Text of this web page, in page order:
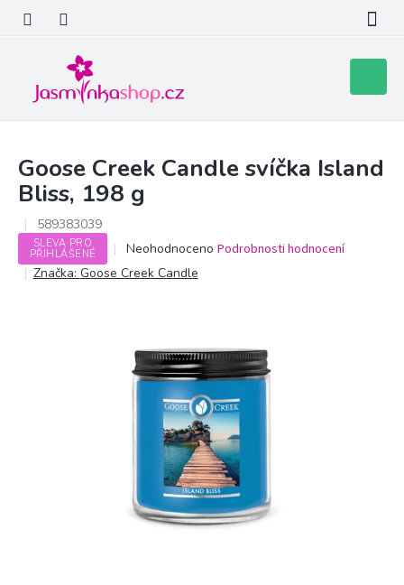
obsah
košík
Goose Creek Candle svíčka Island
Bliss, 198 g
589383039
SLEVA PRO
PŘIHLÁŠENÉ
Průměrné
hodnocení
produktu
hvězdiček.
Neohodnoceno Podrobnosti hodnocení
Značka: Goose Creek Candle